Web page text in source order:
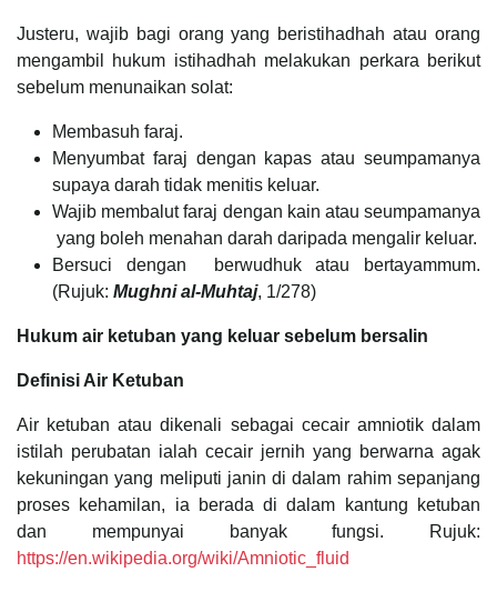
Justeru, wajib bagi orang yang beristihadhah atau orang
mengambil hukum istihadhah melakukan perkara berikut
sebelum menunaikan solat:
Membasuh faraj.
Menyumbat faraj dengan kapas atau seumpamanya
supaya darah tidak menitis keluar.
Wajib membalut faraj dengan kain atau seumpamanya
yang boleh menahan darah daripada mengalir keluar.
Bersuci dengan berwudhuk atau bertayammum.
(Rujuk: Mughni al-Muhtaj, 1/278)
Hukum air ketuban yang keluar sebelum bersalin
Definisi Air Ketuban
Air ketuban atau dikenali sebagai cecair amniotik dalam
istilah perubatan ialah cecair jernih yang berwarna agak
kekuningan yang meliputi janin di dalam rahim sepanjang
proses kehamilan, ia berada di dalam kantung ketuban
dan mempunyai banyak fungsi. Rujuk:
https://en.wikipedia.org/wiki/Amniotic_fluid